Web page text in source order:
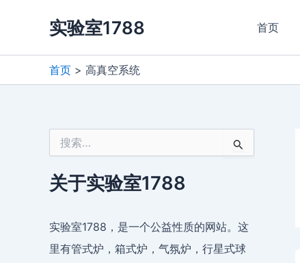
实验室1788 首页
首页 高真空系统
关于实验室1788
实验室1788，是一个公益性质的网站。这
里有管式炉，箱式炉，气氛炉，行星式球